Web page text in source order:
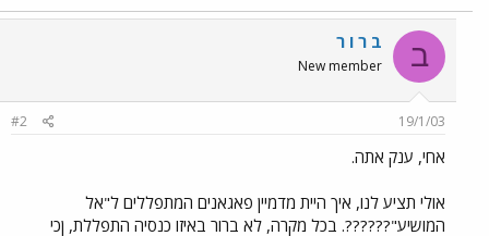
ב ב ר ו ר
New member
19/1/03
#2
אחי, ענק אתה.
אולי תציע לנו, איך היית מדמיין פאגאנים המתפללים ל"אל
המושיע"??????. בכל מקרה, לא ברור באיזו כנסיה התפללת, ןכי